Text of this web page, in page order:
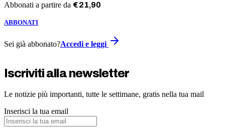
Abbonati a partire da €21,90
ABBONATI
Sei già abbonato?Accedi e leggi
Iscriviti alla newsletter
Le notizie più importanti, tutte le settimane, gratis nella tua mail
Inserisci la tua email